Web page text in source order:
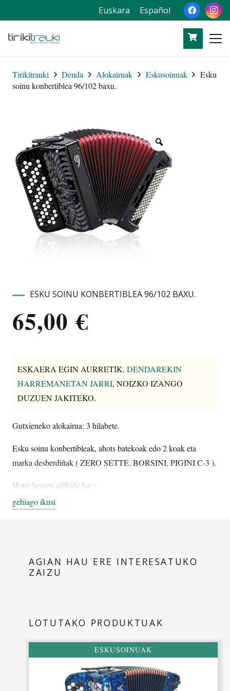
Euskara Español
Tirikitrauki Denda Alokairuak Eskusoinuak
Esku
soinu konbertiblea 96/102 baxu.
ESKU SOINU KONBERTIBLEA 96/102 BAXU.
65,00€
ESKAERA EGIN AURRETIK, DENDAREKIN
HARREMANETAN JARRI, NOIZKO IZANGO
DUZUEN JAKITEKO.
Gutxieneko alokairua: 3 hilabete.
Esku soinu konbertibleak, ahots batekoak edo 2 koak eta
marka desberdiñak ( ZERO SETTE, BORSINI, PIGINI C-3 ).
Hona hemen adibide bat :
2 ahotsetako modeloa edo antzekoa (konbertiblea):
3 hilabetez eskusoinua alokatu ondoren, erosi nahi bada:
6 hilabetez eskusoinua alokatu ondoren, erosi nahi bada:
momentuan ordaintzeagatik % 11ko deskontua egiten da
eta 6 hilabetez ordaindutako 330 euroak ere
deskontatuko dira.
gehiago ikusi
AGIAN HAU ERE INTERESATUKO
ZAIZU
LOTUTAKO PRODUKTUAK
ESKUSOINUAK